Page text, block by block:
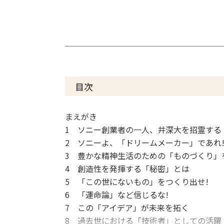
目次
まえがき
1 ソニー創業者の一人、井深大を招霊する
2 ソニーよ、「ドリームメーカー」であれ!
3 豊かな精神生活のための「ものづくり」
4 創造性を発揮する「秘密」とは
5 「この世にないもの」をつくり出せ!
6 「運命論」など信じるな!
7 この「アイデア」が未来を拓く
8 過去世における「技術者」としての活躍